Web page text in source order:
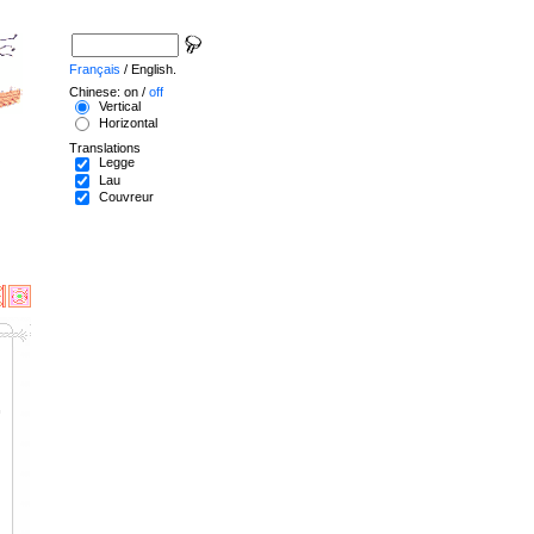
Français / English.
Chinese: on / off
Vertical
Horizontal
Translations
Legge
Lau
Couvreur